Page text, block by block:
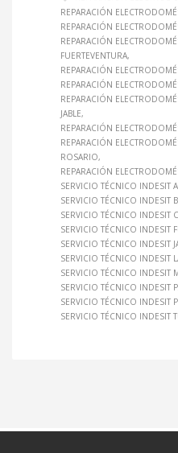
REPARACIÓN
REPARACIÓN
REPARACIÓN
FUERTEVENTURA
REPARACIÓN
REPARACIÓN
REPARACIÓN
JABLE
REPARACIÓN
REPARACIÓN
ROSARIO
REPARACIÓN
SERVICIO TÉCNICO INDESIT
SERVICIO TÉCNICO INDESIT
SERVICIO TÉCNICO INDESIT
SERVICIO TÉCNICO INDESIT
SERVICIO TÉCNICO INDESIT
SERVICIO TÉCNICO INDESIT
SERVICIO TÉCNICO INDESIT
SERVICIO TÉCNICO INDESIT
SERVICIO TÉCNICO INDESIT
SERVICIO TÉCNICO INDESIT